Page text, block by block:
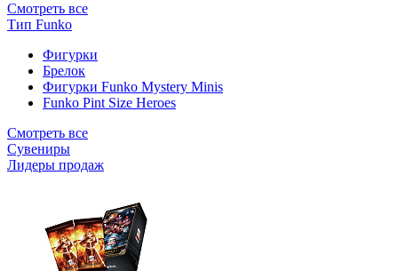
Смотреть все
Тип Funko
Фигурки
Брелок
Фигурки Funko Mystery Minis
Funko Pint Size Heroes
Смотреть все
Сувениры
Лидеры продаж